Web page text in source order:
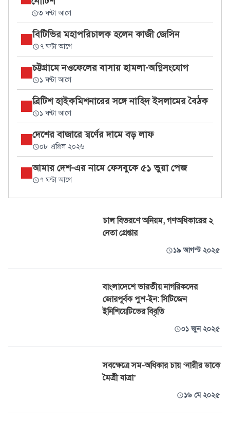
৩ ঘণ্টা আগে
বিটিভির মহাপরিচালক হলেন কাজী জেসিন
৭ ঘণ্টা আগে
চট্টগ্রামে নওফেলের বাসায় হামলা-অগ্নিসংযোগ
১ ঘণ্টা আগে
ব্রিটিশ হাইকমিশনারের সঙ্গে নাহিদ ইসলামের বৈঠক
১ ঘণ্টা আগে
দেশের বাজারে স্বর্ণের দামে বড় লাফ
০৮ এপ্রিল ২০২৬
আমার দেশ-এর নামে ফেসবুকে ৫১ ভুয়া পেজ
৭ ঘণ্টা আগে
চাল বিতরণে অনিয়ম, গণঅধিকারের ২
নেতা গ্রেপ্তার
১৯ আগস্ট ২০২৫
বাংলাদেশে ভারতীয় নাগরিকদের
জোরপূর্বক পুশ-ইন: সিটিজেন
ইনিশিয়েটিভের বিবৃতি
০১ জুন ২০২৫
সবক্ষেত্রে সম-অধিকার চায় ‘নারীর ডাকে
মৈত্রী যাত্রা’
১৬ মে ২০২৫